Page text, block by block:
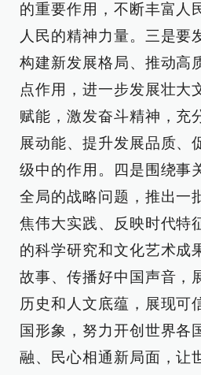
的重要作用，不断丰富人
人民的精神力量。三是要
构建新发展格局、推动高
点作用，进一步发展壮大
赋能，激发奋斗精神，充
展动能、提升发展品质、
级中的作用。四是围绕事
全局的战略问题，推出一
焦伟大实践、反映时代特
的科学研究和文化艺术成
故事、传播好中国声音，
历史和人文底蕴，展现可
国形象，努力开创世界各
融、民心相通新局面，让